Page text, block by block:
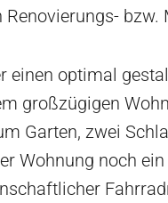
einen optimal
großzügigen
Garten, zwei
Wohnung noch